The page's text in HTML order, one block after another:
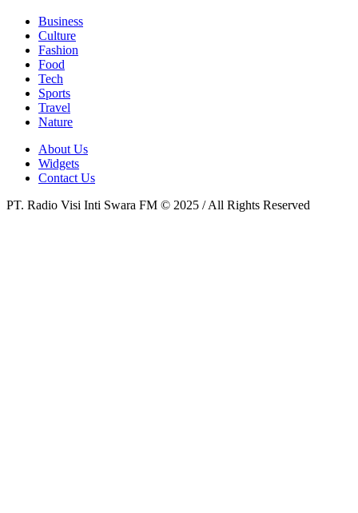
Business
Culture
Fashion
Food
Tech
Sports
Travel
Nature
About Us
Widgets
Contact Us
PT. Radio Visi Inti Swara FM © 2025 / All Rights Reserved